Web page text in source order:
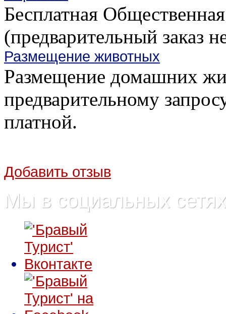
Бесплатная
(предварительный заказ
Размещение животных
Размещение домашних
предварительному
платной.
Добавить отзыв
Мы в социальных сетях